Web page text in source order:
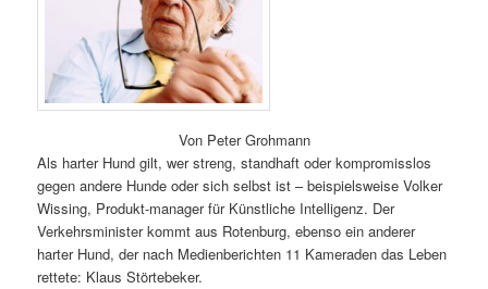
Von Peter Grohmann
Als harter Hund gilt, wer streng, standhaft oder kompromisslos
gegen andere Hunde oder sich selbst ist – beispielsweise Volker
Wissing, Produkt-manager für Künstliche Intelligenz. Der
Verkehrsminister kommt aus Rotenburg, ebenso ein anderer
harter Hund, der nach Medienberichten 11 Kameraden das Leben
rettete: Klaus Störtebeker.